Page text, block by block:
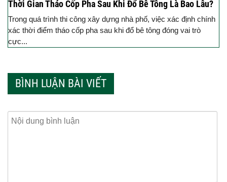
Thời Gian Tháo Cốp Pha Sau Khi Đổ Bê Tông Là Bao Lâu?
Trong quá trình thi công xây dựng nhà phố, việc xác định chính
xác thời điểm tháo cốp pha sau khi đổ bê tông đóng vai trò
cực...
BÌNH LUẬN BÀI VIẾT